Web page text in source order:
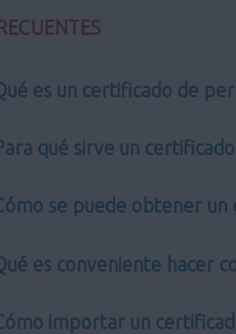
es un certificado de
qué sirve un
se puede obtener
es conveniente hacer
importar un